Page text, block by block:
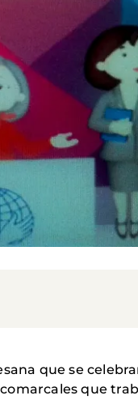
que se
que